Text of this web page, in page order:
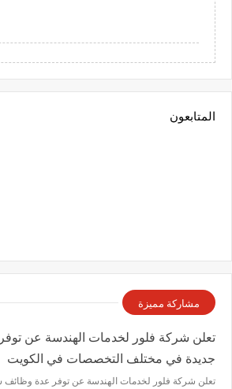
المتابعون
مشاركة مميزة
تعلن شركة فلور لخدمات الهندسة عن
جديدة في مختلف التخصصات في الكويت
تعلن شركة فلور لخدمات الهندسة عن توفر عدة